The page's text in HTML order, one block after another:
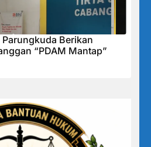
Berikan
“PDAM Mantap”